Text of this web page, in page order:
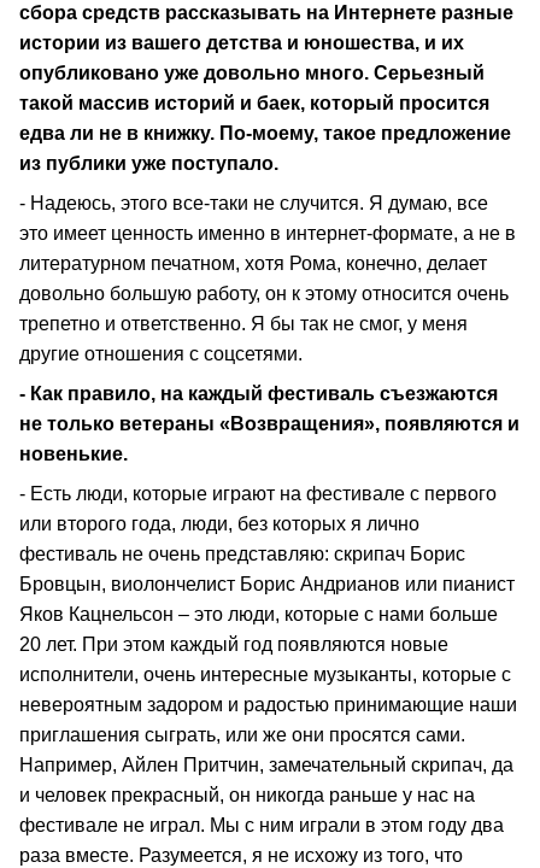
сбора средств рассказывать на Интернете разные
истории из вашего детства и юношества, и их
опубликовано уже довольно много. Серьезный
такой массив историй и баек, который просится
едва ли не в книжку. По-моему, такое предложение
из публики уже поступало.
- Надеюсь, этого все-таки не случится. Я думаю, все
это имеет ценность именно в интернет-формате, а не в
литературном печатном, хотя Рома, конечно, делает
довольно большую работу, он к этому относится очень
трепетно и ответственно. Я бы так не смог, у меня
другие отношения с соцсетями.
- Как правило, на каждый фестиваль съезжаются
не только ветераны «Возвращения», появляются и
новенькие.
- Есть люди, которые играют на фестивале с первого
или второго года, люди, без которых я лично
фестиваль не очень представляю: скрипач Борис
Бровцын, виолончелист Борис Андрианов или пианист
Яков Кацнельсон – это люди, которые с нами больше
20 лет. При этом каждый год появляются новые
исполнители, очень интересные музыканты, которые с
невероятным задором и радостью принимающие наши
приглашения сыграть, или же они просятся сами.
Например, Айлен Притчин, замечательный скрипач, да
и человек прекрасный, он никогда раньше у нас на
фестивале не играл. Мы с ним играли в этом году два
раза вместе. Разумеется, я не исхожу из того, что